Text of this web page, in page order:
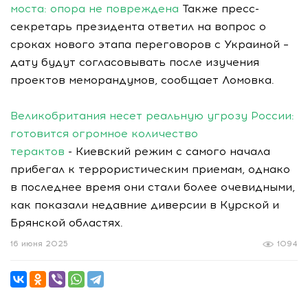
моста: опора не повреждена Также пресс-
секретарь президента ответил на вопрос о
сроках нового этапа переговоров с Украиной –
дату будут согласовывать после изучения
проектов меморандумов, сообщает Ломовка.
Великобритания несет реальную угрозу России:
готовится огромное количество
терактов - Киевский режим с самого начала
прибегал к террористическим приемам, однако
в последнее время они стали более очевидными,
как показали недавние диверсии в Курской и
Брянской областях.
1094
16 июня 2025